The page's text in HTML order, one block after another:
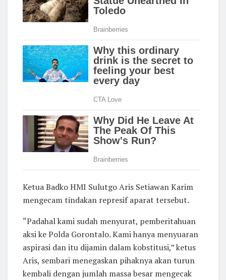
Ketua Badko HMI Sulutgo Aris Setiawan Karim
mengecam tindakan represif aparat tersebut.
“Padahal kami sudah menyurat, pemberitahuan
aksi ke Polda Gorontalo. Kami hanya menyuaran
aspirasi dan itu dijamin dalam kobstitusi,” ketus
Aris, sembari menegaskan pihaknya akan turun
kembali dengan jumlah massa besar mengecak